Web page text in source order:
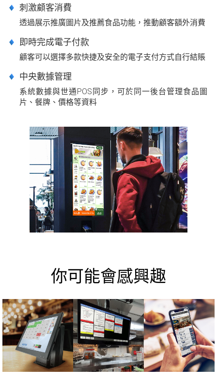
刺激顧客消費
透過展示推廣圖片及推薦食品功能，推動顧客額外消費
即時完成電子付款
顧客可以選擇多款快捷及安全的電子支付方式自行結賬
中央數據管理
系統數據與世通POS同步，可於同一後台管理食品圖
片、餐牌、價格等資料
你可能會感興趣